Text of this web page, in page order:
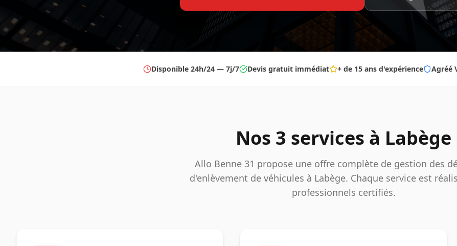
Disponible 24h/24 — 7j/7 Devis gratuit immédiat + de 15 ans d'expérience Agréé
Nos 3 services à Labège
Allo Benne 31 propose une offre complète de gestion des
d'enlèvement de véhicules à Labège. Chaque service est
professionnels certifiés.